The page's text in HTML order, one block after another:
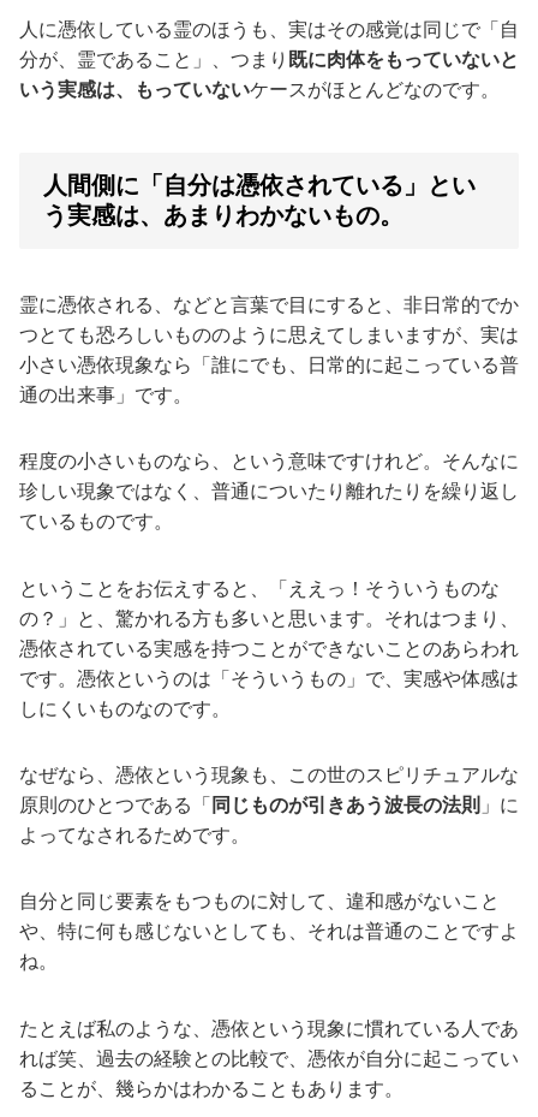
人に憑依している霊のほうも、実はその感覚は同じで「自
分が、霊であること」、つまり 既に肉体をもっていないと
いう実感は、もっていないケースがほとんどなのです。
人間側に「自分は憑依されている」とい
う実感は、あまりわかないもの。
霊に憑依される、などと言葉で目にすると、非日常的でか
つとても恐ろしいもののように思えてしまいますが、実は
小さい憑依現象なら「誰にでも、日常的に起こっている普
通の出来事」です。
程度の小さいものなら、という意味ですけれど。そんなに
珍しい現象ではなく、普通についたり離れたりを繰り返し
ているものです。
ということをお伝えすると、「ええっ！そういうものな
の？」と、驚かれる方も多いと思います。それはつまり、
憑依されている実感を持つことができないことのあらわれ
です。憑依というのは「そういうもの」で、実感や体感は
しにくいものなのです。
なぜなら、憑依という現象も、この世のスピリチュアルな
原則のひとつである「 同じものが引きあう波長の法則 」に
よってなされるためです。
自分と同じ要素をもつものに対して、違和感がないこと
や、特に何も感じないとしても、それは普通のことですよ
ね。
たとえば私のような、憑依という現象に慣れている人であ
れば笑、過去の経験との比較で、憑依が自分に起こってい
ることが、幾らかはわかることもあります。